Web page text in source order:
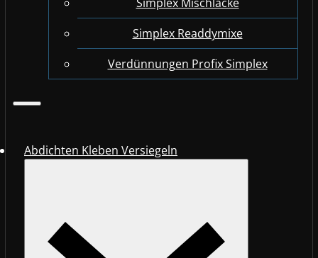
Simplex Readdymixe
Verdünnungen Profix Simplex
Abdichten Kleben Versiegeln